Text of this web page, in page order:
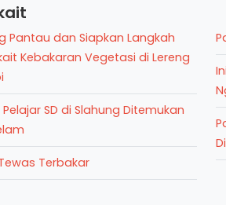
Pantau dan Siapkan Langkah
Kebakaran Vegetasi di Lereng
SD di Slahung Ditemukan
Terbakar